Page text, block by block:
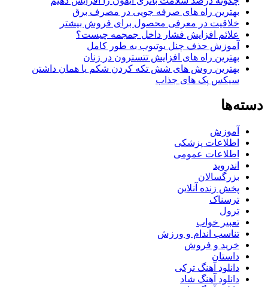
بهترین راه های صرفه جویی در مصرف برق
خلاقیت در معرفی محصول برای فروش بیشتر
علائم افزایش فشار داخل جمجمه چیست؟
آموزش حذف چنل یوتیوب به طور کامل
بهترین راه های افزایش تتسترون در زنان
بهترین روش های شش تکه کردن شکم یا همان داشتن
سیکس پک های جذاب
دسته‌ها
آموزش
اطلاعات پزشکی
اطلاعات عمومی
اندروید
بزرگسالان
پخش زنده آنلاین
ترسناک
ترول
تعبیر خواب
تناسب اندام و ورزش
خرید و فروش
داستان
دانلود آهنگ ترکی
دانلود آهنگ شاد